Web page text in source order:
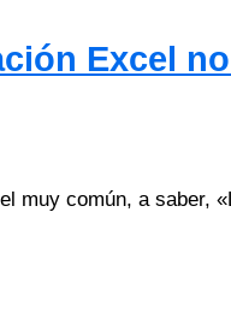
Excel
muy común, a saber,